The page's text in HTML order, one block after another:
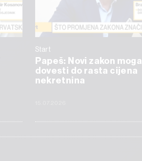
Start
Papeš: Novi zakon
dovesti do rasta cijena
nekretnina